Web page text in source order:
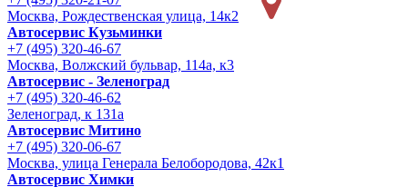
Москва, Рождественская улица, 14к2
Автосервис Кузьминки
+7 (495) 320-46-67
Москва, Волжский бульвар, 114а, к3
Автосервис - Зеленоград
+7 (495) 320-46-62
Зеленоград, к 131а
Автосервис Митино
+7 (495) 320-06-67
Москва, улица Генерала Белобородова, 42к1
Автосервис Химки